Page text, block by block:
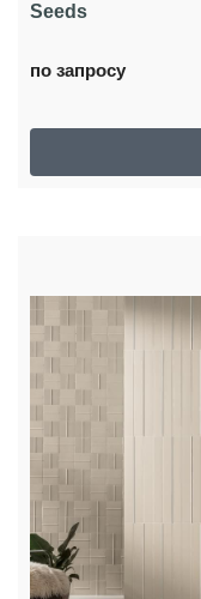
Seeds
по запросу